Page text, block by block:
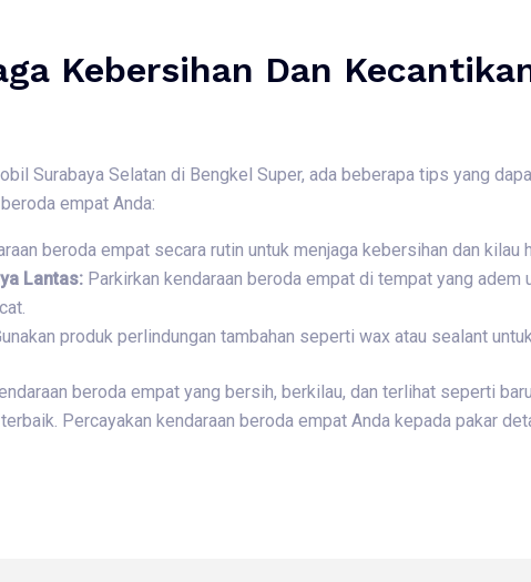
Kebersihan Dan
Surabaya Selatan di Bengkel Super, ada beberapa tips yang
empat Anda:
beroda empat secara rutin untuk menjaga kebersihan dan kilau
Lantas: Parkirkan kendaraan beroda empat di tempat yang adem
produk perlindungan tambahan seperti wax atau sealant
beroda empat yang bersih, berkilau, dan terlihat seperti
Percayakan kendaraan beroda empat Anda kepada pakar